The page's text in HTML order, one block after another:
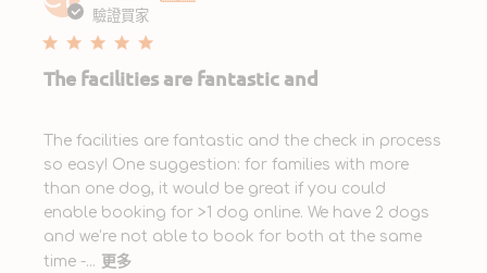
驗證買家
The facilities are fantastic and
The facilities are fantastic and the check in process
so easy! One suggestion: for families with more
than one dog, it would be great if you could
enable booking for >1 dog online. We have 2 dogs
and we’re not able to book for both at the same
time -... 更多